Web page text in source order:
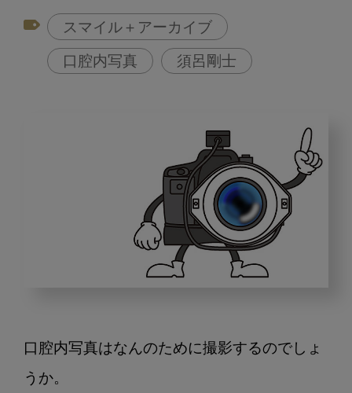
スマイル＋アーカイブ
口腔内写真 須呂剛士
の
あ
口腔内写真はなんのために撮影するのでしょ
うか。